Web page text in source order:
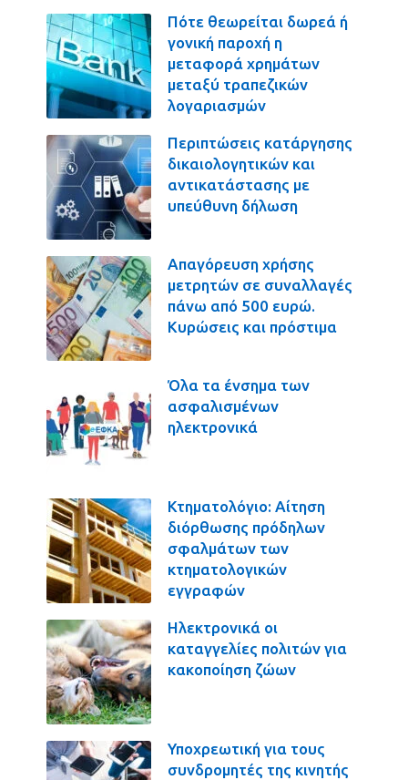
Πότε θεωρείται δωρεά ή
γονική παροχή η
μεταφορά χρημάτων
μεταξύ τραπεζικών
λογαριασμών
Περιπτώσεις κατάργησης
δικαιολογητικών και
αντικατάστασης με
υπεύθυνη δήλωση
Απαγόρευση χρήσης
μετρητών σε συναλλαγές
πάνω από 500 ευρώ.
Κυρώσεις και πρόστιμα
Όλα τα ένσημα των
ασφαλισμένων
ηλεκτρονικά
Κτηματολόγιο: Αίτηση
διόρθωσης πρόδηλων
σφαλμάτων των
κτηματολογικών
εγγραφών
Ηλεκτρονικά οι
καταγγελίες πολιτών για
κακοποίηση ζώων
Υποχρεωτική για τους
συνδρομητές της κινητής